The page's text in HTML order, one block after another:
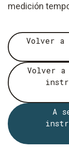
medición
Volver a
Volver
A